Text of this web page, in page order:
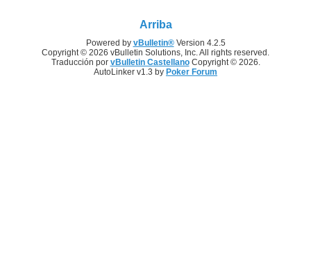
Arriba
Powered by vBulletin®Version 4.2.5
Copyright © 2026 vBulletin Solutions, Inc. All rights reserved.
Traducción por vBulletin CastellanoCopyright © 2026.
AutoLinker v1.3 by Poker Forum